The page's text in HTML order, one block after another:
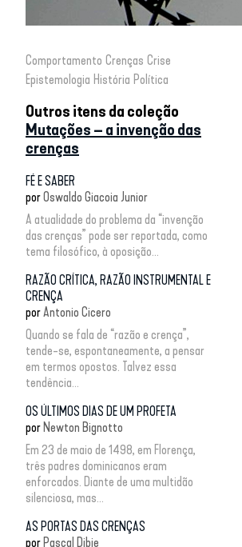
Comportamento Crenças Crise
Epistemologia História Política
Outros itens da coleção
Mutações – a invenção das
crenças
FÉ E SABER
porOswaldo Giacoia Junior
A atualidade do problema da “invenção
das crenças” pode ser reportada, como
tema filosófico, à oposição...
RAZÃO CRÍTICA, RAZÃO INSTRUMENTAL E
CRENÇA
porAntonio Cicero
Quando se fala de “razão e crença”,
tende-se, espontaneamente, a pensar
em termos opostos. Talvez essa
tendência...
OS ÚLTIMOS DIAS DE UM PROFETA
por Newton Bignotto
Em 23 de maio de 1498, em Florença,
três padres dominicanos eram
enforcados. Diante de uma multidão
silenciosa, mas...
AS PORTAS DAS CRENÇAS
por Pascal Dibie